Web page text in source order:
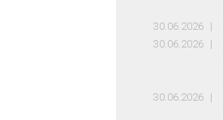
30.06.2026
30.06.2026
30.06.2026